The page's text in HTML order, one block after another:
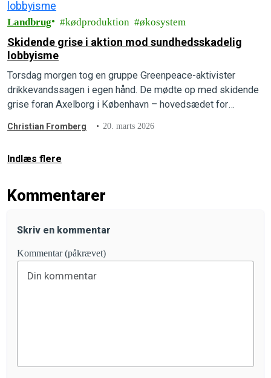
Landbrug kødproduktion økosystem
Skidende grise i aktion mod sundhedsskadelig
lobbyisme
Torsdag morgen tog en gruppe Greenpeace-aktivister
drikkevandssagen i egen hånd. De mødte op med skidende
grise foran Axelborg i København – hovedsædet for
reklamer med store, røde advarselssymboler.
Christian Fromberg 20. marts 2026
Indlæs flere
Kommentarer
Skriv en kommentar
Kommentar (påkrævet)